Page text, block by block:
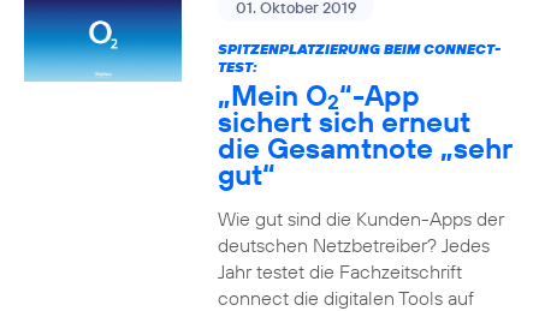
01. Oktober 2019
SPITZENPLATZIERUNG BEIM CONNECT-
TEST:
„Mein O2“-App
sichert sich erneut
die Gesamtnote „sehr
gut“
Wie gut sind die Kunden-Apps der
deutschen Netzbetreiber? Jedes
Jahr testet die Fachzeitschrift
connect die digitalen Tools auf